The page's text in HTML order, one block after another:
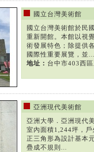
國立台灣美術館
國立台灣美術館於民
重新開館。本館以視
術發展特色；除提供
國際性重要展覽，並...
地址： 台中市403西
亞洲現代美術館
亞洲大學．亞洲現代
室內面積1,244坪，
正三角形為設計基本
疊成不規則...